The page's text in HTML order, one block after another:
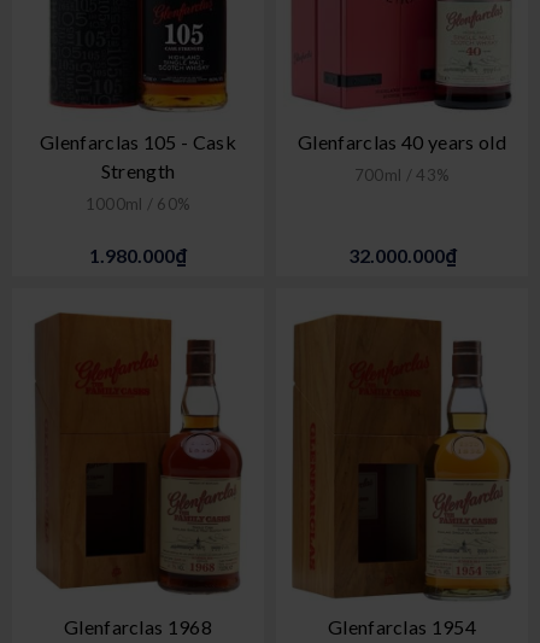
Glenfarclas 105 - Cask
Strength
1000ml / 60%
1.980.000₫
Glenfarclas 40 years old
700ml / 43%
32.000.000₫
Glenfarclas 1968 Glenfarclas 1954